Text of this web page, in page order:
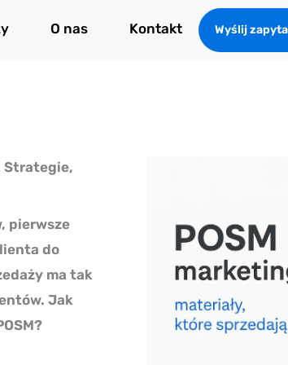
O nas Kontakt Wyślij
Strategie,
pierwsze
do
ma tak
Jak